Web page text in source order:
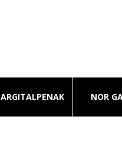
ARGITALPENAK NOR